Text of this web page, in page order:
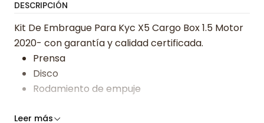
DESCRIPCIÓN
Kit De Embrague Para Kyc X5 Cargo Box 1.5 Motor
2020- con garantía y calidad certificada.
Prensa
Disco
Rodamiento de empuje
Somos especialistas en embragues desde 2019,
Leer más